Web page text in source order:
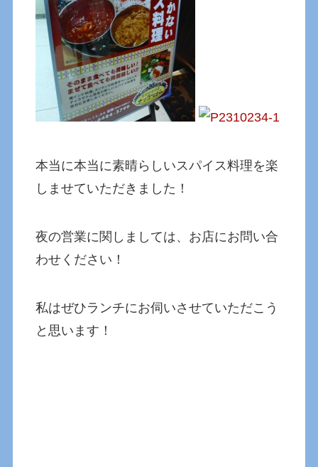
本当に本当に素晴らしいスパイス料理を楽
しませていただきました！
夜の営業に関しましては、お店にお問い合
わせください！
私はぜひランチにお伺いさせていただこう
と思います！